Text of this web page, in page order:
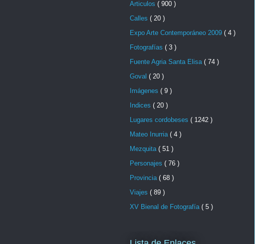
Articulos ( 900 )
Calles ( 20 )
Expo Arte Contemporáneo 2009 ( 4 )
Fotografías ( 3 )
Fuente Agria Santa Elisa ( 74 )
Goval ( 20 )
Imágenes ( 9 )
Indices ( 20 )
Lugares cordobeses ( 1242 )
Mateo Inurria ( 4 )
Mezquita ( 51 )
Personajes ( 76 )
Provincia ( 68 )
Viajes ( 89 )
XV Bienal de Fotografía ( 5 )